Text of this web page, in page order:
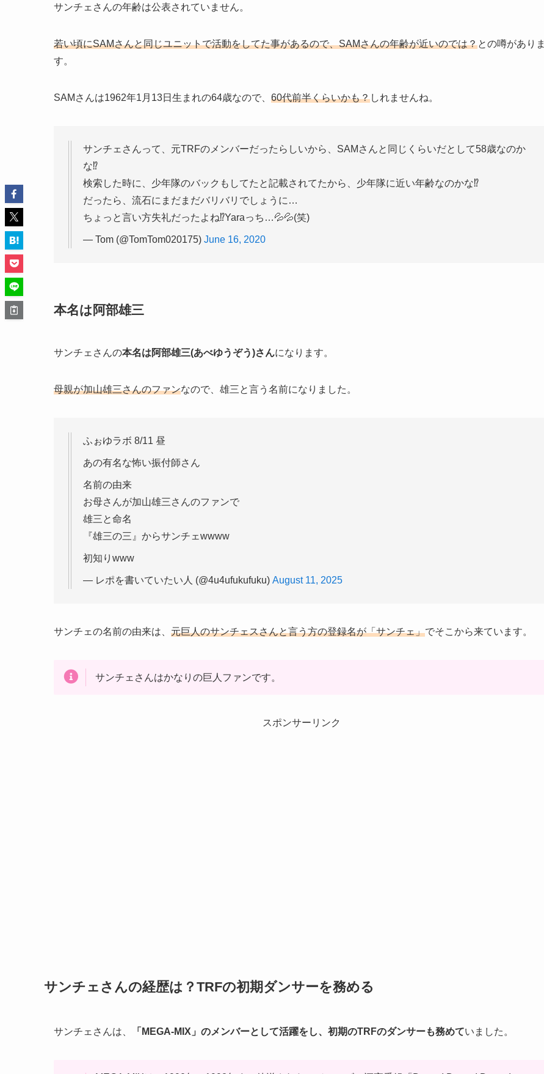
サンチェさんの年齢は公表されていません。
若い頃にSAMさんと同じユニットで活動をしてた事があるので、SAMさんの年齢が近いのでは？との噂がありま
す。
SAMさんは1962年1月13日生まれの64歳なので、 60代前半くらいかも？しれませんね。
サンチェさんって、元TRFのメンバーだったらしいから、SAMさんと同じくらいだとして58歳なのか
な⁉️
検索した時に、少年隊のバックもしてたと記載されてたから、少年隊に近い年齢なのかな⁉️
だったら、流石にまだまだバリバリでしょうに…
ちょっと言い方失礼だったよね⁉️Yaraっち…💦💦(笑)
— Tom (@TomTom020175) June 16, 2020
本名は阿部雄三
サンチェさんの本名は阿部雄三(あべゆうぞう)さんになります。
母親が加山雄三さんのファンなので、雄三と言う名前になりました。
ふぉゆラボ 8/11 昼
あの有名な怖い振付師さん
名前の由来
お母さんが加山雄三さんのファンで
雄三と命名
『雄三の三』からサンチェwwww
初知りwww
— レポを書いていたい人 (@4u4ufukufuku) August 11, 2025
サンチェの名前の由来は、 元巨人のサンチェスさんと言う方の登録名が「サンチェ」でそこから来ています。
サンチェさんはかなりの巨人ファンです。
スポンサーリンク
サンチェさんの経歴は？TRFの初期ダンサーを務める
サンチェさんは、 「MEGA-MIX」のメンバーとして活躍をし、初期のTRFのダンサーも務めていました。